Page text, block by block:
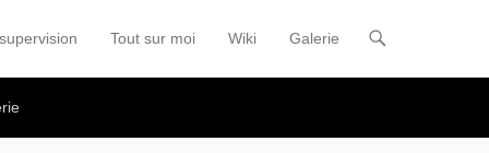
supervision Tout sur moi Wiki Galerie